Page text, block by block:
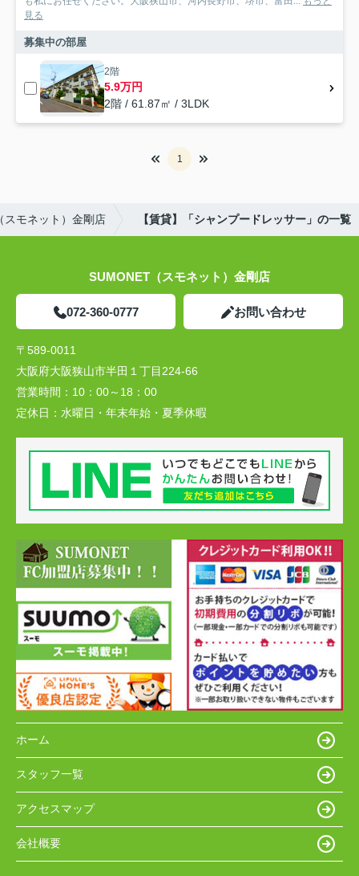
見る
募集中の部屋
2階
5.9万円
2階 / 61.87㎡ / 3LDK
1
スモネット）金剛店 【賃貸】「シャンプードレッサー」の一覧
SUMONET（スモネット）金剛店
072-360-0777 お問い合わせ
〒589-0011
大阪府大阪狭山市半田１丁目224-66
営業時間： 10：00～18：00
定休日： 水曜日・年末年始・夏季休暇
ホーム
スタッフ一覧
アクセスマップ
会社概要